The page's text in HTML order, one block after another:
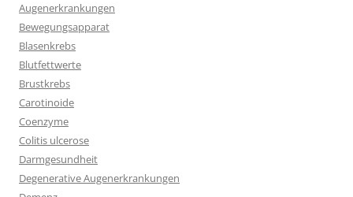
Augenerkrankungen
Bewegungsapparat
Blasenkrebs
Blutfettwerte
Brustkrebs
Carotinoide
Coenzyme
Colitis ulcerose
Darmgesundheit
Degenerative Augenerkrankungen